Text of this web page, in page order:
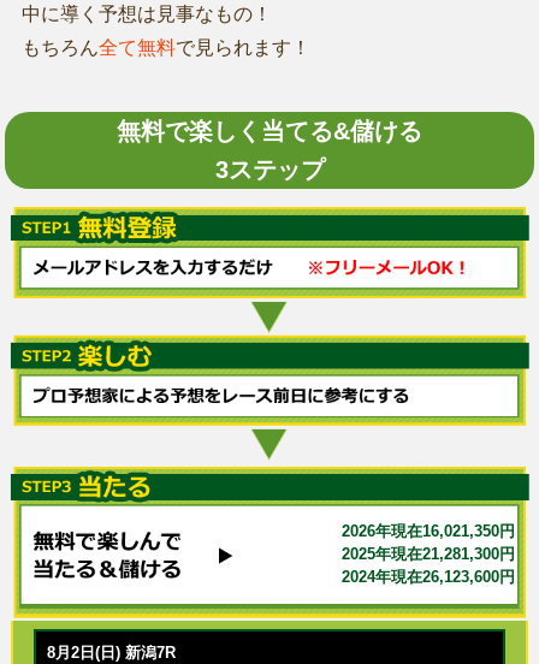
中に導く予想は見事なもの！
もちろん全て無料で見られます！
無料で楽しく当てる&儲ける
3ステップ
2026年現在16,021,350円
2025年現在21,281,300円
2024年現在26,123,600円
8月2日(日) 新潟7R